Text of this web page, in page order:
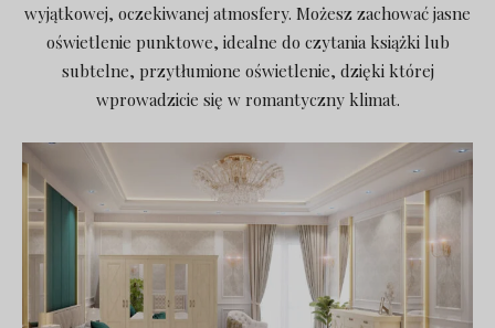
wyjątkowej, oczekiwanej atmosfery. Możesz zachować jasne
oświetlenie punktowe, idealne do czytania książki lub
subtelne, przytłumione oświetlenie, dzięki której
wprowadzicie się w romantyczny klimat.